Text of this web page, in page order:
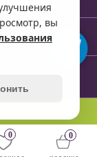
вы
0 0